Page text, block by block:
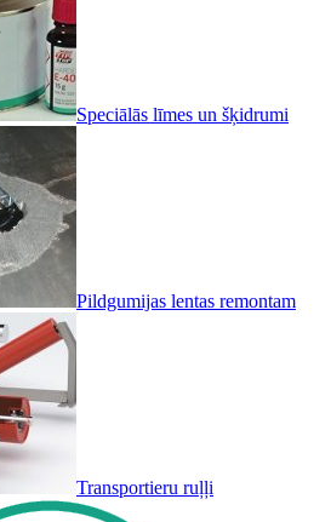
Speciālās līmes un šķidrumi
Pildgumijas lentas remontam
Transportieru ruļļi